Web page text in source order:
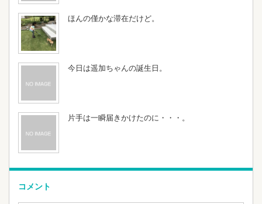
ほんの僅かな滞在だけど。
今日は遥加ちゃんの誕生日。
片手は一瞬届きかけたのに・・・。
コメント